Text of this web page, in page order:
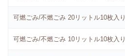
可燃ごみ/不燃ごみ 20リットル10枚入り
可燃ごみ/不燃ごみ 10リットル10枚入り